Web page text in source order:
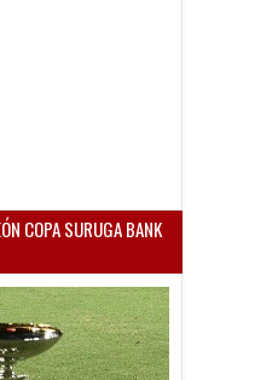
COPA SURUGA BANK